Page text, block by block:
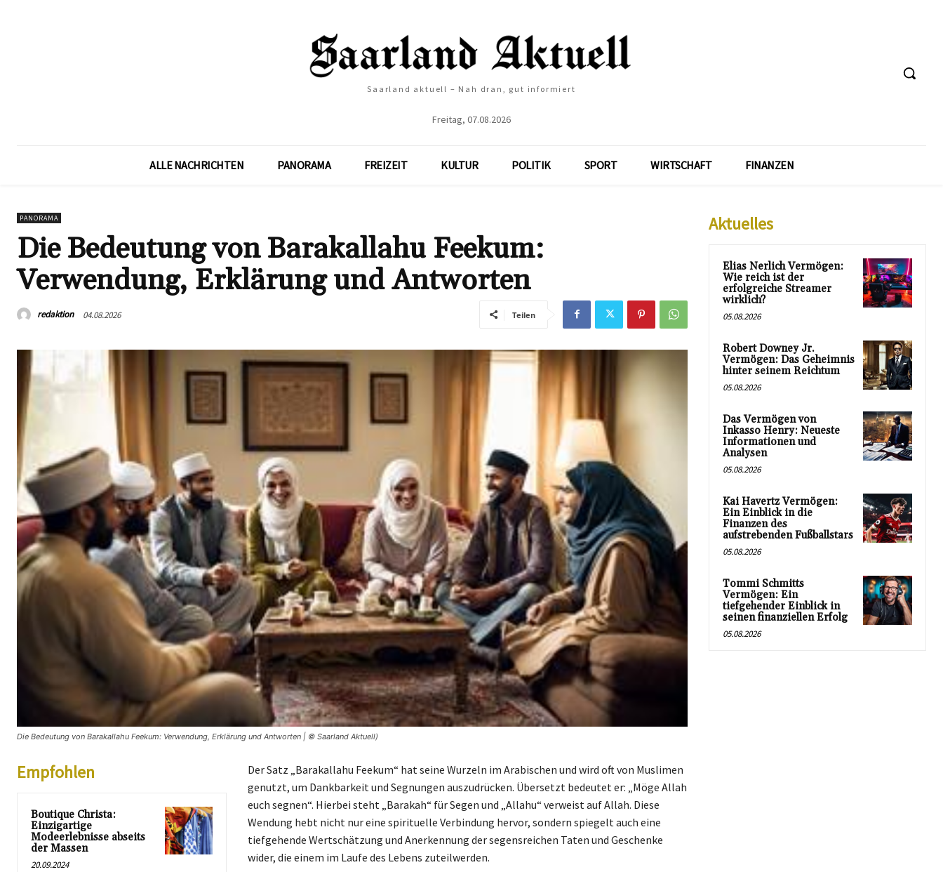
Saarland aktuell – Nah dran, gut informiert
Freitag, 07.08.2026
ALLE NACHRICHTEN PANORAMA FREIZEIT KULTUR POLITIK SPORT WIRTSCHAFT FINANZEN
PANORAMA
Die Bedeutung von Barakallahu Feekum:
Verwendung, Erklärung und Antworten
redaktion 04.08.2026 Teilen
Die Bedeutung von Barakallahu Feekum: Verwendung, Erklärung und Antworten | © Saarland Aktuell)
Empfohlen
Boutique Christa:
Einzigartige
Modeerlebnisse abseits
der Massen
20.09.2024
Der Satz „Barakallahu Feekum“ hat seine Wurzeln im Arabischen und wird oft von Muslimen
genutzt, um Dankbarkeit und Segnungen auszudrücken. Übersetzt bedeutet er: „Möge Allah
euch segnen“. Hierbei steht „Barakah“ für Segen und „Allahu“ verweist auf Allah. Diese
Wendung hebt nicht nur eine spirituelle Verbindung hervor, sondern spiegelt auch eine
tiefgehende Wertschätzung und Anerkennung der segensreichen Taten und Geschenke
wider, die einem im Laufe des Lebens zuteilwerden.
Aktuelles
Elias Nerlich Vermögen:
Wie reich ist der
erfolgreiche Streamer
wirklich?
05.08.2026
Robert Downey Jr.
Vermögen: Das Geheimnis
hinter seinem Reichtum
05.08.2026
Das Vermögen von
Inkasso Henry: Neueste
Informationen und
Analysen
05.08.2026
Kai Havertz Vermögen:
Ein Einblick in die
Finanzen des
aufstrebenden Fußballstars
05.08.2026
Tommi Schmitts
Vermögen: Ein
tiefgehender Einblick in
seinen finanziellen Erfolg
05.08.2026